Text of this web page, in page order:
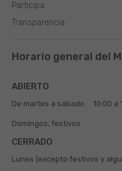
Participa
Transparencia
Horario general del
ABIERTO
De martes a sábado 10:00 a
Domingos, festivos
CERRADO
Lunes (excepto festivos y